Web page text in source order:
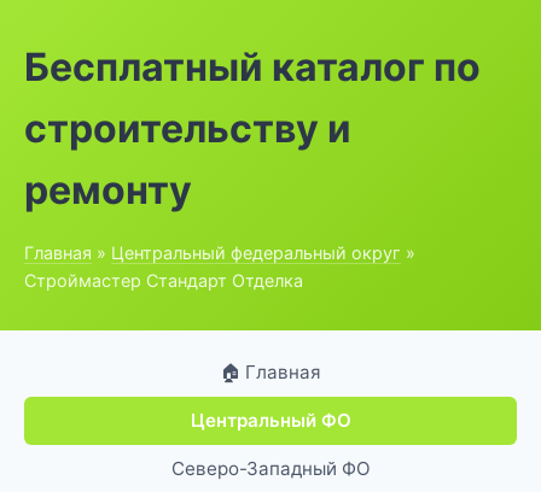
Бесплатный каталог по
строительству и
ремонту
Главная » Центральный федеральный округ »
Строймастер Стандарт Отделка
🏠 Главная
Центральный ФО
Северо-Западный ФО